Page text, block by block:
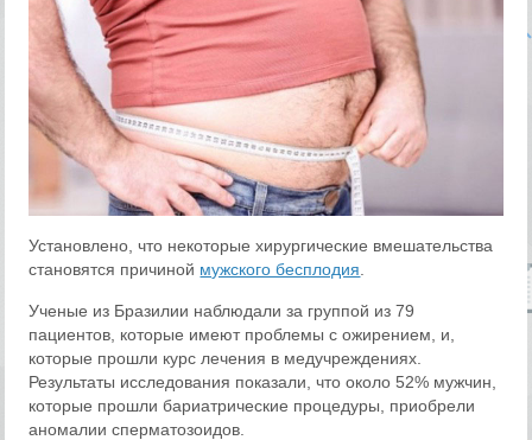
Установлено, что некоторые хирургические вмешательства
становятся причиной мужского бесплодия
Ученые из Бразилии наблюдали за группой из 79
пациентов, которые имеют проблемы с ожирением, и,
которые прошли курс лечения в медучреждениях.
Результаты исследования показали, что около 52% мужчин,
которые прошли бариатрические процедуры, приобрели
аномалии сперматозоидов.